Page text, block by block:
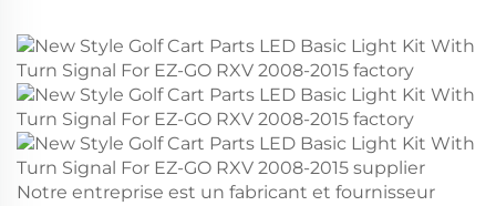
Notre entreprise est un fabricant et fournisseur